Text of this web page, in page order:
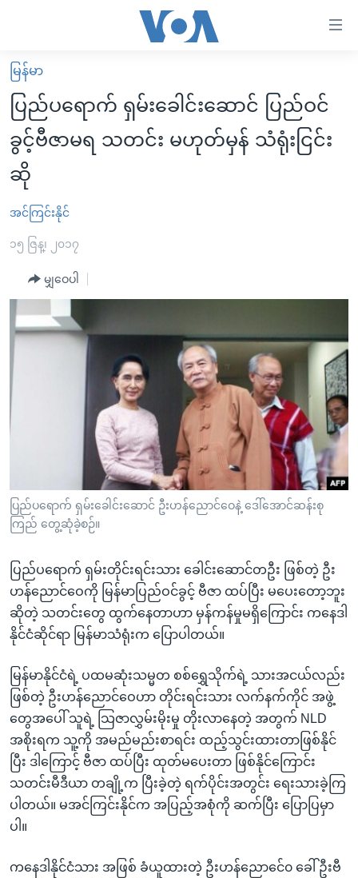
လွယ်ကူ
စေ
သည့်
Link
များ
ပင်မ
အကြောင်းအရာ
ကျော်
ကြည့်
ပင်မ
သို့
ရန်
ရှာဖွေ
ရန်
သို့
ကျော်
ရန်
မူလစာမျက်နှာ
မြန်မာ
ကမ္ဘာ့သတင်းများ
နိုင်ငံတကာ
အစ္စရေး-ပါလက်စတိုင်း
ဗွီဒီယို
အင်္ဂလိပ်စာလေ့လာမယ်
အမေရိကန်သုံးအီဒီယံ
မကြေးမုံရဲ့ အင်္ဂလိပ်စာ
ရုပ်ရှင်ထဲက အင်္ဂလိပ်စာ
သုတပဒေသာ အင်္ဂလိပ်စာ
အပတ်စဉ်ကဏ္ဍများ
ရေဒီယို
ရေဒီယိုနှင့်ရုပ်သံ အချက်အလက်များ
ရေဒီယို/တီဗွီအစီအစဉ်
ဗွီအိုအေ လူမှုကွန်ယက်များ
ဘာသာစကားများ
မြန်မာ
ပြည်ပရောက် ရှမ်းခေါင်းဆောင် ပြည်ဝင်
ခွင့်ဗီဇာမရ သတင်း မဟုတ်မှန် သံရုံးငြင်း
ဆို
အင်ကြင်းနိုင်
၁၅ ဇြန္၊ ၂၀၁၇
မျှဝေပါ
ပြည်ပရောက် ရှမ်းခေါင်းဆောင် ဦးဟန်ညောင်ဝေနဲ့ ဒေါ်အောင်ဆန်းစု
ကြည် တွေ့ဆုံခဲ့စဉ်။
ပြည်ပရောက် ရှမ်းတိုင်းရင်းသား ခေါင်းဆောင်တဦး ဖြစ်တဲ့ ဦး
ဟန်ညောင်ဝေကို မြန်မာပြည်ဝင်ခွင့် ဗီဇာ ထပ်ပြီး မပေးတော့ဘူး
ဆိုတဲ့ သတင်းတွေ ထွက်နေတာဟာ မှန်ကန်မှုမရှိကြောင်း ကနေဒါ
နိုင်ငံဆိုင်ရာ မြန်မာသံရုံးက ပြောပါတယ်။
မြန်မာနိုင်ငံရဲ့ ပထမဆုံးသမ္မတ စစ်ရွှေသိုက်ရဲ့ သားအငယ်လည်း
ဖြစ်တဲ့ ဦးဟန်ညောင်ဝေဟာ တိုင်းရင်းသား လက်နက်ကိုင် အဖွဲ့
တွေအပေါ် သူရဲ့ သြဇာလွှမ်းမိုးမှု တိုးလာနေတဲ့ အတွက် NLD
အစိုးရက သူ့ကို အမည်မည်းစာရင်း ထည့်သွင်းထားတာဖြစ်နိုင်
ပြီး ဒါကြောင့် ဗီဇာ ထပ်ပြီး ထုတ်မပေးတာ ဖြစ်နိုင်ကြောင်း
သတင်းမီဒီယာ တချို့က ပြီးခဲ့တဲ့ ရက်ပိုင်းအတွင်း ရေးသားခဲ့ကြ
ပါတယ်။ မအင်ကြင်းနိုင်က အပြည့်အစုံကို ဆက်ပြီး ပြောပြမှာ
ပါ။
ကနေဒါနိုင်ငံသား အဖြစ် ခံယူထားတဲ့ ဦးဟန်ညောင်ေ၀ ခေါ် ဦးဗီ